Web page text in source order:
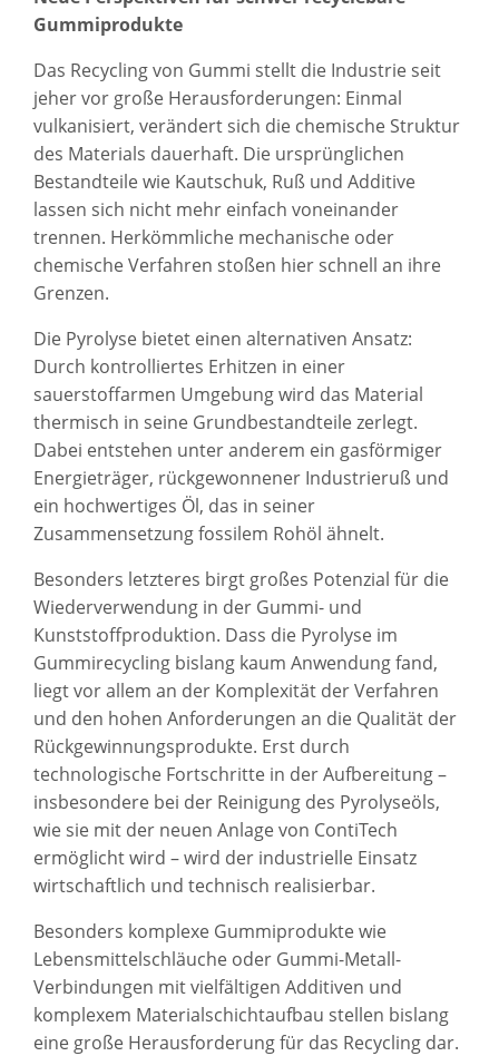
Gummiprodukte
Das Recycling von Gummi stellt die Industrie seit
jeher vor große Herausforderungen: Einmal
vulkanisiert, verändert sich die chemische Struktur
des Materials dauerhaft. Die ursprünglichen
Bestandteile wie Kautschuk, Ruß und Additive
lassen sich nicht mehr einfach voneinander
trennen. Herkömmliche mechanische oder
chemische Verfahren stoßen hier schnell an ihre
Grenzen.
Die Pyrolyse bietet einen alternativen Ansatz:
Durch kontrolliertes Erhitzen in einer
sauerstoffarmen Umgebung wird das Material
thermisch in seine Grundbestandteile zerlegt.
Dabei entstehen unter anderem ein gasförmiger
Energieträger, rückgewonnener Industrieruß und
ein hochwertiges Öl, das in seiner
Zusammensetzung fossilem Rohöl ähnelt.
Besonders letzteres birgt großes Potenzial für die
Wiederverwendung in der Gummi- und
Kunststoffproduktion. Dass die Pyrolyse im
Gummirecycling bislang kaum Anwendung fand,
liegt vor allem an der Komplexität der Verfahren
und den hohen Anforderungen an die Qualität der
Rückgewinnungsprodukte. Erst durch
technologische Fortschritte in der Aufbereitung –
insbesondere bei der Reinigung des Pyrolyseöls,
wie sie mit der neuen Anlage von ContiTech
ermöglicht wird – wird der industrielle Einsatz
wirtschaftlich und technisch realisierbar.
Besonders komplexe Gummiprodukte wie
Lebensmittelschläuche oder Gummi-Metall-
Verbindungen mit vielfältigen Additiven und
komplexem Materialschichtaufbau stellen bislang
eine große Herausforderung für das Recycling dar.